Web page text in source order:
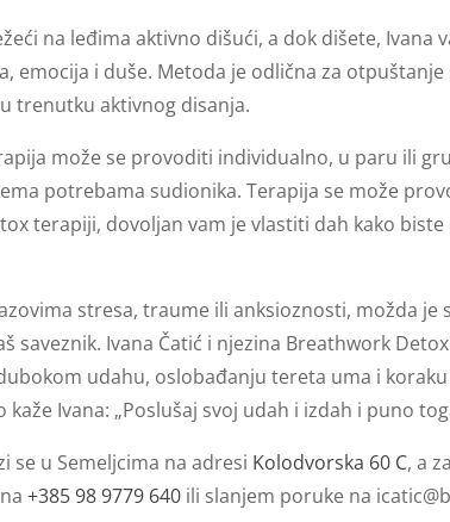
na leđima aktivno dišući, a dok dišete, Ivana
emocija i duše. Metoda je odlična za
trenutku aktivnog disanja.
može se provoditi individualno, u paru ili
potrebama sudionika. Terapija se može
terapiji, dovoljan vam je vlastiti dah kako
stresa, traume ili anksioznosti, možda
saveznik. Ivana Čatić i njezina Breathwork
udahu, oslobađanju tereta uma i
kaže Ivana: „Poslušaj svoj udah i izdah i puno
se u Semeljcima na adresi Kolodvorska 60 C, a
+385 98 9779 640 ili slanjem poruke na